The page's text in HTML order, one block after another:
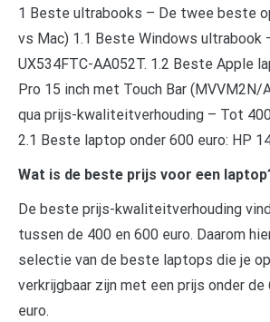
1 Beste ultrabooks – De twee beste
vs Mac) 1.1 Beste Windows ultrabook
UX534FTC-AA052T. 1.2 Beste Apple
Pro 15 inch met Touch Bar
qua prijs-kwaliteitverhouding – Tot
2.1 Beste laptop onder 600 euro: HP
Wat is de beste prijs voor een
De beste prijs-kwaliteitverhouding
tussen de 400 en 600 euro. Daarom
selectie van de beste laptops die je
verkrijgbaar zijn met een prijs onder de
euro.